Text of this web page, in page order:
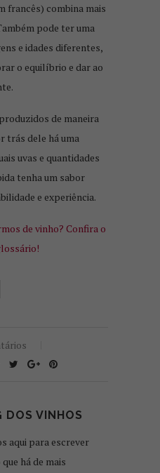
francês) combina mais
pode ter uma
e idades diferentes,
o equilíbrio e dar ao
de maneira
trás dele há uma
uvas e quantidades
tenha um sabor
e experiência.
de vinho? Confira o
DOS VINHOS
aqui para escrever
há de mais